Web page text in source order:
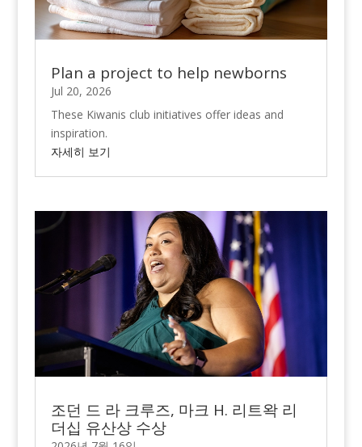
Plan a project to help newborns
Jul 20, 2026
These Kiwanis club initiatives offer ideas and
inspiration.
자세히 보기
조던 드 라 크루즈, 마크 H. 리트왁 리
더십 유산상 수상